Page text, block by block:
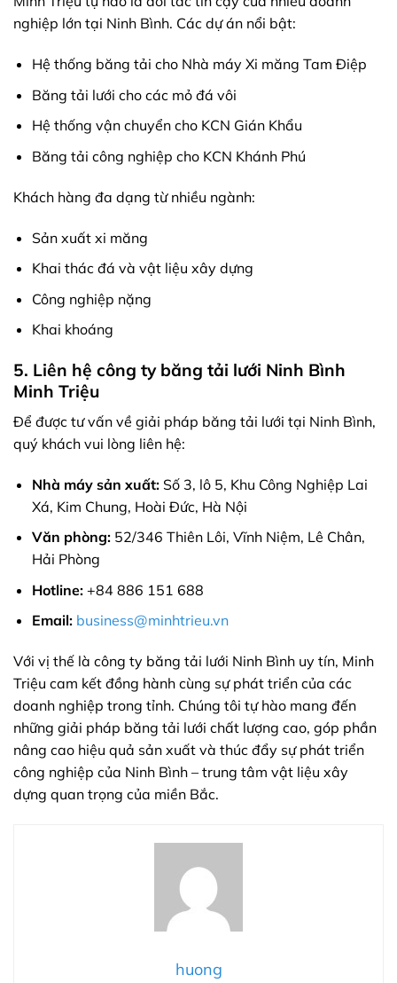
nghiệp lớn tại Ninh Bình. Các dự án nổi bật:
Hệ thống băng tải cho Nhà máy Xi măng Tam Điệp
Băng tải lưới cho các mỏ đá vôi
Hệ thống vận chuyển cho KCN Gián Khẩu
Băng tải công nghiệp cho KCN Khánh Phú
Khách hàng đa dạng từ nhiều ngành:
Sản xuất xi măng
Khai thác đá và vật liệu xây dựng
Công nghiệp nặng
Khai khoáng
5. Liên hệ công ty băng tải lưới Ninh Bình
Minh Triệu
Để được tư vấn về giải pháp băng tải lưới tại Ninh Bình,
quý khách vui lòng liên hệ:
Nhà máy sản xuất: Số 3, lô 5, Khu Công Nghiệp Lai
Xá, Kim Chung, Hoài Đức, Hà Nội
Văn phòng: 52/346 Thiên Lôi, Vĩnh Niệm, Lê Chân,
Hải Phòng
Hotline: +84 886 151 688
Email: business@minhtrieu.vn
Với vị thế là công ty băng tải lưới Ninh Bình uy tín, Minh
Triệu cam kết đồng hành cùng sự phát triển của các
doanh nghiệp trong tỉnh. Chúng tôi tự hào mang đến
những giải pháp băng tải lưới chất lượng cao, góp phần
nâng cao hiệu quả sản xuất và thúc đẩy sự phát triển
công nghiệp của Ninh Bình – trung tâm vật liệu xây
dựng quan trọng của miền Bắc.
huong